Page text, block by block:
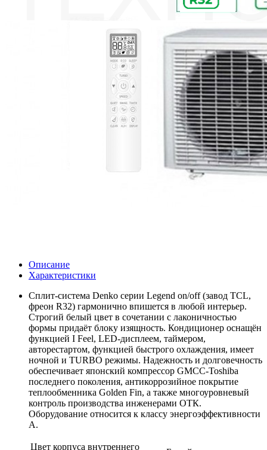
Описание
Характеристики
Сплит-система Denko серии Legend on/off (завод TCL,
фреон R32) гармонично впишется в любой интерьер.
Строгий белый цвет в сочетании с лаконичностью
формы придаёт блоку изящность. Кондиционер оснащён
функцией I Feel, LED-дисплеем, таймером,
авторестартом, функцией быстрого охлаждения, имеет
ночной и TURBO режимы. Надежность и долговечность
обеспечивает японский компрессор GMCC-Toshiba
последнего поколения, антикоррозийное покрытие
теплообменника Golden Fin, а также многоуровневый
контроль производства инженерами ОТК.
Оборудование относится к классу энергоэффективности
А.
Цвет корпуса внутреннего